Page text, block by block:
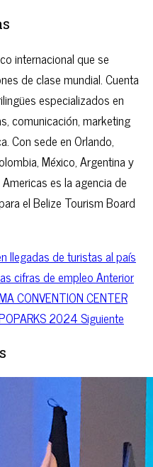
internacional que se
de clase mundial. Cuenta
especializados en
comunicación, marketing
Con sede en Orlando,
México, Argentina y
es la agencia de
el Belize Tourism Board
llegadas de turistas al país
cifras de empleoAnterior
CONVENTION CENTER
2024Siguiente